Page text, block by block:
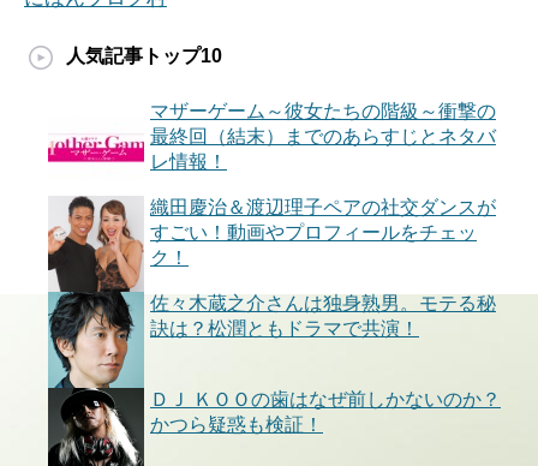
人気記事トップ10
マザーゲーム～彼女たちの階級～衝撃の
最終回（結末）までのあらすじとネタバ
レ情報！
織田慶治＆渡辺理子ペアの社交ダンスが
すごい！動画やプロフィールをチェッ
ク！
佐々木蔵之介さんは独身熟男。モテる秘
訣は？松潤ともドラマで共演！
ＤＪ ＫＯＯの歯はなぜ前しかないのか？
かつら疑惑も検証！